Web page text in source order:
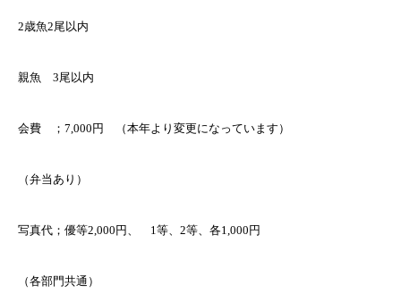
2歳魚2尾以内
親魚 3尾以内
会費 ；7,000円 （本年より変更になっています）
（弁当あり）
写真代；優等2,000円、 1等、2等、各1,000円
（各部門共通）